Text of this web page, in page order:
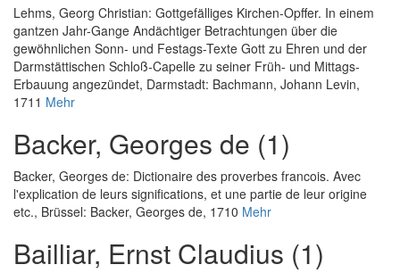
Lehms, Georg Christian: Gottgefälliges Kirchen-Opffer. In einem
gantzen Jahr-Gange Andächtiger Betrachtungen über die
gewöhnlichen Sonn- und Festags-Texte Gott zu Ehren und der
Darmstättischen Schloß-Capelle zu seiner Früh- und Mittags-
Erbauung angezündet, Darmstadt: Bachmann, Johann Levin,
1711 Mehr
Backer, Georges de (1)
Backer, Georges de: Dictionaire des proverbes francois. Avec
l'explication de leurs significations, et une partie de leur origine
etc., Brüssel: Backer, Georges de, 1710 Mehr
Bailliar, Ernst Claudius (1)